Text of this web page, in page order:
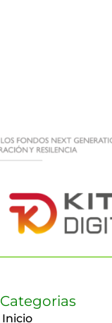
Categorias
Inicio